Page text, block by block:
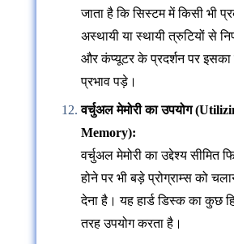
जाता है कि सिस्टम में किसी भी
अस्थायी या स्थायी त्रुटियों से
और कंप्यूटर के प्रदर्शन पर
प्रभाव पड़े।
वर्चुअल मेमोरी का उपयोग
Memory):
वर्चुअल मेमोरी का उद्देश्य सीमित
होने पर भी बड़े प्रोग्राम्स को
देना है। यह हार्ड डिस्क का कुछ
तरह उपयोग करता है।